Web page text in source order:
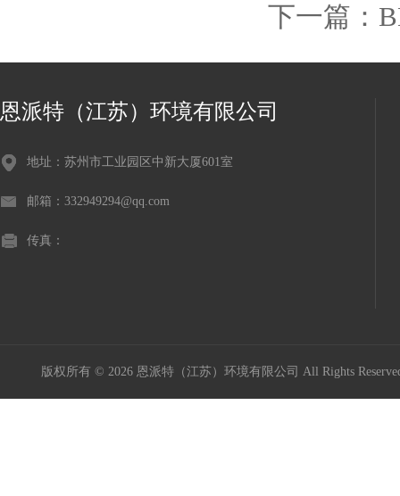
下一篇：
恩派特（江苏）环境有限公司
地址：苏州市工业园区中新大厦601室
邮箱：332949294@qq.com
传真：
版权所有 © 2026 恩派特（江苏）环境有限公司 All Rights